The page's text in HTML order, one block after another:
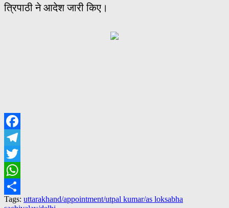
त्रिपाठी ने आदेश जारी किए।
Facebook
Telegram
Twitter
WhatsApp
Share
Tags: uttarakhand/appointment/utpal kumar/as loksabha